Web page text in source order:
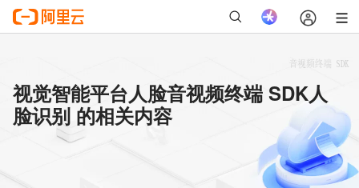
视觉智能平台人脸音视频终端 SDK人
脸识别 的相关内容